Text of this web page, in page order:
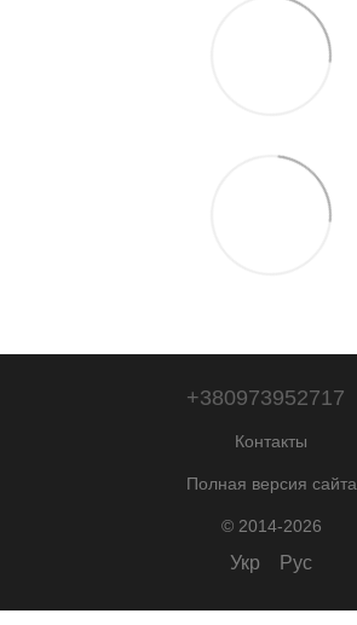
+380973952717
Контакты
Полная версия сайта
© 2014-2026
Укр Рус